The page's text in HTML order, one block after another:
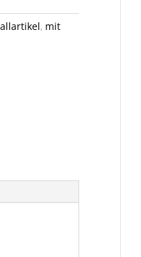
, mit